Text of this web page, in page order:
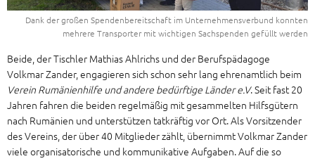
Dank der großen Spendenbereitschaft im Unternehmensverbund konnten
mehrere Transporter mit wichtigen Sachspenden gefüllt werden
Beide, der Tischler Mathias Ahlrichs und der Berufspädagoge
Volkmar Zander, engagieren sich schon sehr lang ehrenamtlich beim
Verein Rumänienhilfe und andere bedürftige Länder e.V. Seit fast 20
Jahren fahren die beiden regelmäßig mit gesammelten Hilfsgütern
nach Rumänien und unterstützen tatkräftig vor Ort. Als Vorsitzender
des Vereins, der über 40 Mitglieder zählt, übernimmt Volkmar Zander
viele organisatorische und kommunikative Aufgaben. Auf die so